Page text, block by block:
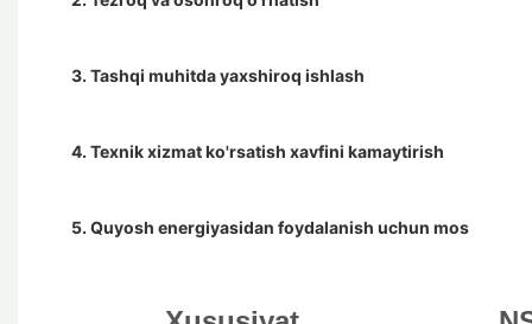
3. Tashqi muhitda yaxshiroq ishlash
4. Texnik xizmat ko'rsatish xavfini kamaytirish
5. Quyosh energiyasidan foydalanish uchun mos